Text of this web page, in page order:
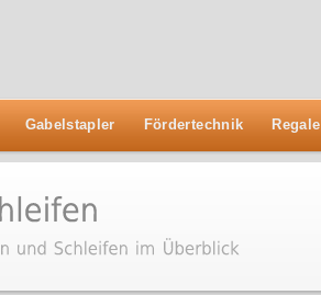
Gabelstapler Fördertechnik Regale